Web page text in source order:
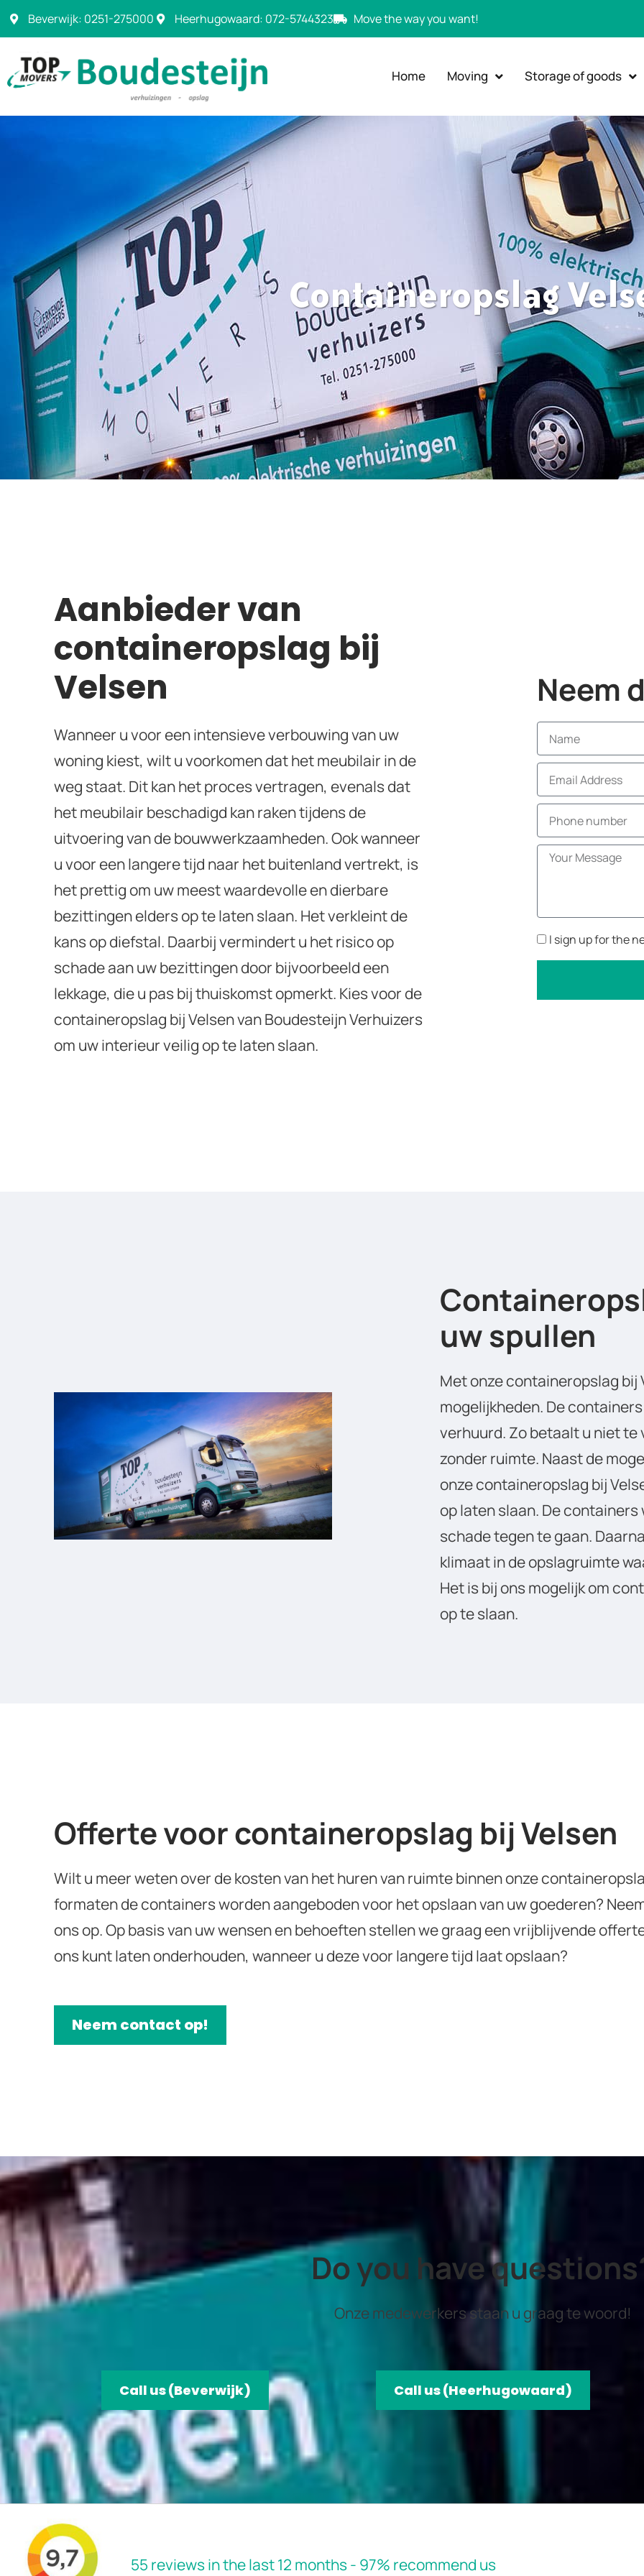
Beverwijk: 0251-275000 Heerhugowaard: 072-5744323 Move the way you want!
Home Moving Storage of goods
Containeropslag
Aanbieder van
containeropslag bij
Velsen
Wanneer u voor een intensieve verbouwing van uw
woning kiest, wilt u voorkomen dat het meubilair in de
weg staat. Dit kan het proces vertragen, evenals dat
het meubilair beschadigd kan raken tijdens de
uitvoering van de bouwwerkzaamheden. Ook wanneer
u voor een langere tijd naar het buitenland vertrekt, is
het prettig om uw meest waardevolle en dierbare
bezittingen elders op te laten slaan. Het verkleint de
kans op diefstal. Daarbij vermindert u het risico op
schade aan uw bezittingen door bijvoorbeeld een
lekkage, die u pas bij thuiskomst opmerkt. Kies voor de
containeropslag bij Velsen van Boudesteijn Verhuizers
om uw interieur veilig op te laten slaan.
Neem
I sign up for the
uw spullen
Met onze containeropslag bij
mogelijkheden. De
verhuurd. Zo betaalt u niet
zonder ruimte. Naast de
onze containeropslag bij
op laten slaan. De
schade tegen te gaan.
klimaat in de opslagruimte
Het is bij ons mogelijk om
op te slaan.
Offerte voor containeropslag bij Velsen
Wilt u meer weten over de kosten van het huren van ruimte binnen onze
formaten de containers worden aangeboden voor het opslaan van uw goederen?
ons op. Op basis van uw wensen en behoeften stellen we graag een vrijblijvende
ons kunt laten onderhouden, wanneer u deze voor langere tijd laat opslaan?
Neem contact op!
Do you have
Onze medewerkers staan u graag te woord!
Call us (Beverwijk) Call us (Heerhugowaard)
55 reviews in the last 12 months - 97% recommend us